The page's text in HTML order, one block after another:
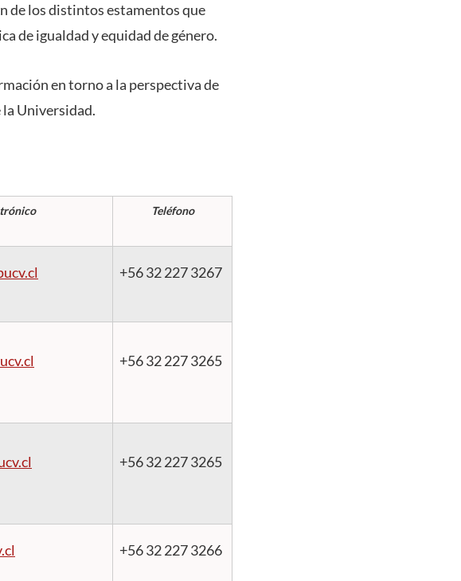
de los distintos estamentos que
de igualdad y equidad de género.
en torno a la perspectiva de
la Universidad.
Teléfono
+56 32 227 3267
+56 32 227 3265
+56 32 227 3265
+56 32 227 3266